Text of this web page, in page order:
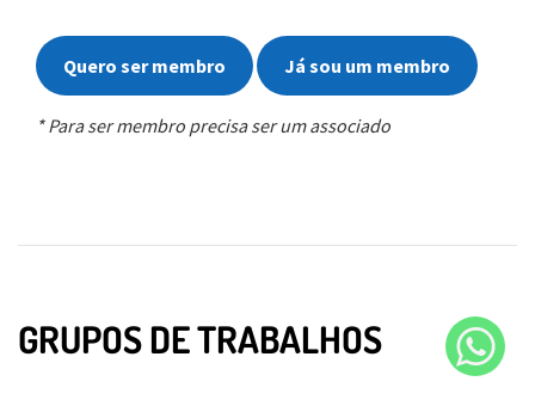
Quero ser membro Já sou um membro
* Para ser membro precisa ser um associado
GRUPOS DE TRABALHOS